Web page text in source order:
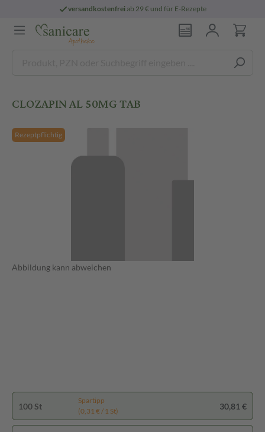
versandkostenfreiab 29 € und für E-Rezepte
CLOZAPIN AL 50MG TAB
Rezeptpflichtig
Abbildung kann abweichen
100 St
Spartipp
(0,31 € / 1 St)
30,81 €